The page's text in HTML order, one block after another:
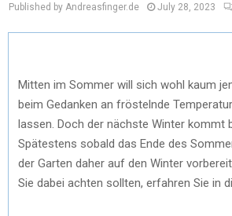
Published by Andreasfinger.de July 28, 2023
Mitten im Sommer will sich wohl kaum
beim Gedanken an fröstelnde
lassen. Doch der nächste Winter kommt
Spätestens sobald das Ende des
der Garten daher auf den Winter
Sie dabei achten sollten, erfahren Sie in